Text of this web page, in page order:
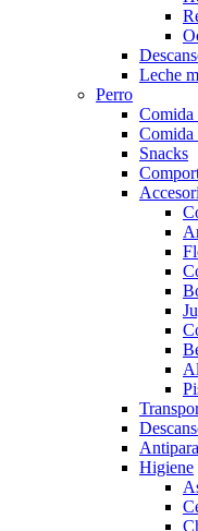
Leche
Perro
Comida
Comida
Snacks
Higiene